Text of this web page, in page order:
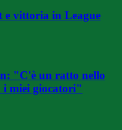
e vittoria in League
"C'è un ratto nello
i miei giocatori"